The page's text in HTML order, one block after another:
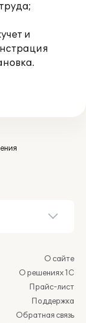
и
О сайте
О решениях 1С
Прайс-лист
Поддержка
Обратная связь